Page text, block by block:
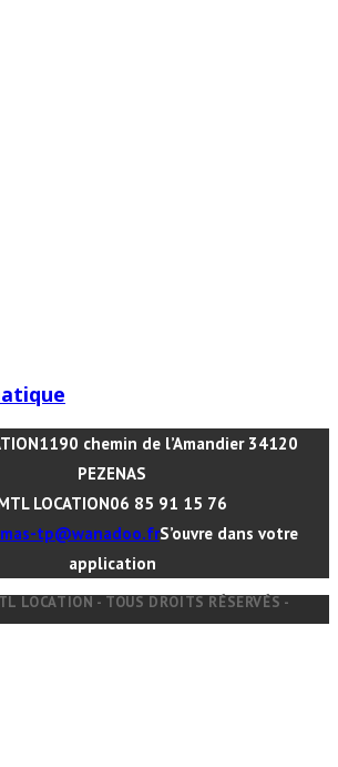
1190 chemin de l’Amandier 34120
PEZENAS
LOCATION06 85 91 15 76
tp@wanadoo.frS’ouvre dans votre
application
LOCATION - TOUS DROITS RÉSERVÉS -